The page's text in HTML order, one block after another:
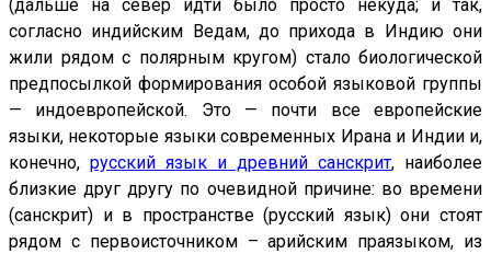
(дальше на север идти было просто некуда; и так,
согласно индийским Ведам, до прихода в Индию они
жили рядом с полярным кругом) стало биологической
предпосылкой формирования особой языковой группы
— индоевропейской. Это — почти все европейские
языки, некоторые языки современных Ирана и Индии и,
конечно, русский язык и древний санскрит, наиболее
близкие друг другу по очевидной причине: во времени
(санскрит) и в пространстве (русский язык) они стоят
рядом с первоисточником – арийским праязыком, из